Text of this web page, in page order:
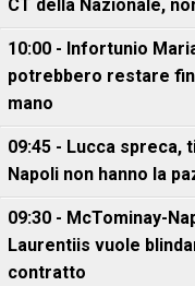
CT della Nazionale,
10:00 - Infortunio
potrebbero restare
mano
09:45 - Lucca spreca,
Napoli non hanno la
09:30 - McTominay-
Laurentiis vuole
contratto